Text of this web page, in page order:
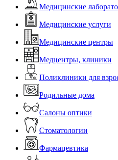
Медицинские
Медицинские услуги
Медицинские центры
Медцентры, клиники
Поликлиники для
Родильные дома
Салоны оптики
Стоматологии
Фармацевтика